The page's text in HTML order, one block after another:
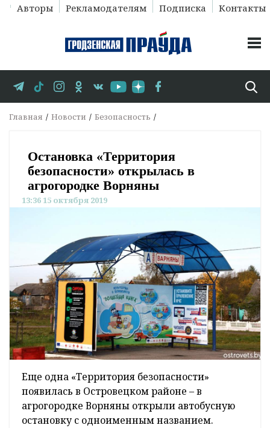
Авторы Рекламодателям Подписка Контакты
Главная Новости Безопасность
Остановка «Территория
безопасности» открылась в
агрогородке Ворняны
13:36 15 октября 2019
Еще одна «Территория безопасности»
появилась в Островецком районе – в
агрогородке Ворняны открыли автобусную
остановку с одноименным названием.